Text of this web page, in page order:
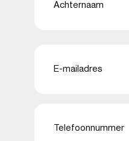
(Vereist)